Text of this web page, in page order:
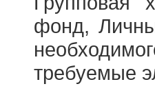
фонд,
требуемые